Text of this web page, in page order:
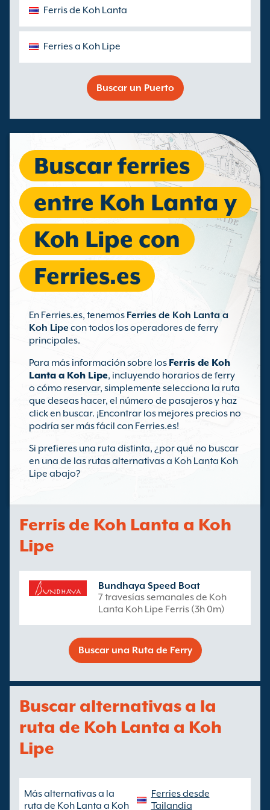
Ferris de Koh Lanta
Ferries a Koh Lipe
Buscar un Puerto
Buscar ferries
entre Koh Lanta y
Koh Lipe con
Ferries.es
En Ferries.es, tenemos Ferries de Koh Lanta a
Koh Lipe con todos los operadores de ferry
principales.
Para más información sobre los Ferris de Koh
Lanta a Koh Lipe, incluyendo horarios de ferry
o cómo reservar, simplemente selecciona la ruta
que deseas hacer, el número de pasajeros y haz
click en buscar. ¡Encontrar los mejores precios no
podría ser más fácil con Ferries.es!
Si prefieres una ruta distinta, ¿por qué no buscar
en una de las rutas alternativas a Koh Lanta Koh
Lipe abajo?
Ferris de Koh Lanta a Koh
Lipe
Bundhaya Speed Boat
7 travesías semanales de Koh
Lanta Koh Lipe Ferris (3h 0m)
Buscar una Ruta de Ferry
Buscar alternativas a la
ruta de Koh Lanta a Koh
Lipe
Más alternativas a la
ruta de Koh Lanta a Koh
Ferries desde
Tailandia